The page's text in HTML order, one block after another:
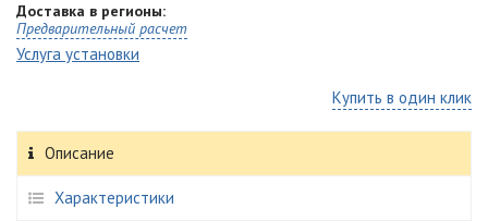
Доставка в регионы:
Предварительный расчет
Услуга установки
Купить в один клик
Описание
Характеристики